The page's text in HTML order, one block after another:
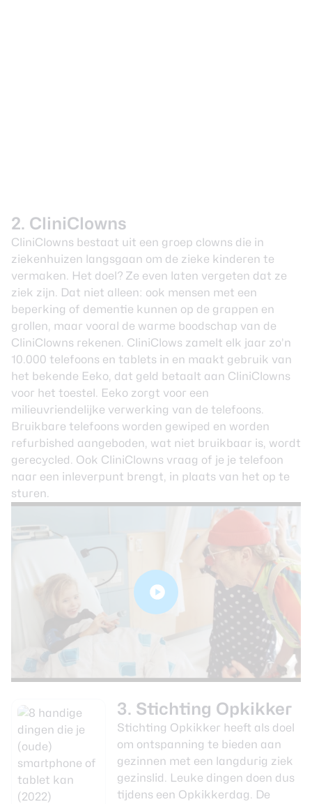
2. CliniClowns
CliniClowns bestaat uit een groep clowns die in
ziekenhuizen langsgaan om de zieke kinderen te
vermaken. Het doel? Ze even laten vergeten dat ze
ziek zijn. Dat niet alleen: ook mensen met een
beperking of dementie kunnen op de grappen en
grollen, maar vooral de warme boodschap van de
CliniClowns rekenen. CliniClows zamelt elk jaar zo’n
10.000 telefoons en tablets in en maakt gebruik van
het bekende Eeko, dat geld betaalt aan CliniClowns
voor het toestel. Eeko zorgt voor een
milieuvriendelijke verwerking van de telefoons.
Bruikbare telefoons worden gewiped en worden
refurbished aangeboden, wat niet bruikbaar is, wordt
gerecycled. Ook CliniClowns vraag of je je telefoon
naar een inleverpunt brengt, in plaats van het op te
sturen.
3. Stichting Opkikker
Stichting Opkikker heeft als doel
om ontspanning te bieden aan
gezinnen met een langdurig ziek
gezinslid. Leuke dingen doen dus
tijdens een Opkikkerdag. De